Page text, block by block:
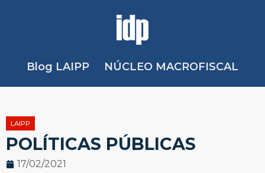
Blog LAIPP NÚCLEO MACROFISCAL
LAIPP
POLÍTICAS PÚBLICAS
17/02/2021